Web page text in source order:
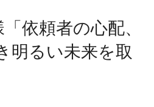
依頼者の心配、
明るい未来を取